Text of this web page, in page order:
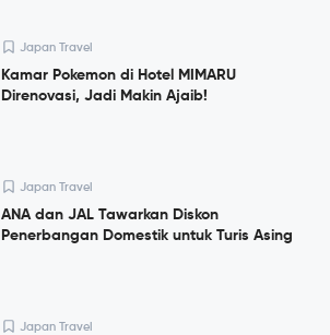
Japan Travel
Kamar Pokemon di Hotel MIMARU
Direnovasi, Jadi Makin Ajaib!
Japan Travel
ANA dan JAL Tawarkan Diskon
Penerbangan Domestik untuk Turis Asing
Japan Travel